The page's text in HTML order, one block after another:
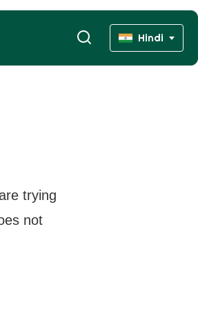
Hindi
trying
not